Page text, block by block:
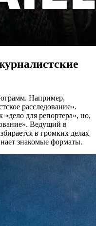
Например,
расследование».
«дело для репортера», но,
Ведущий в
в громких делах
знакомые форматы.